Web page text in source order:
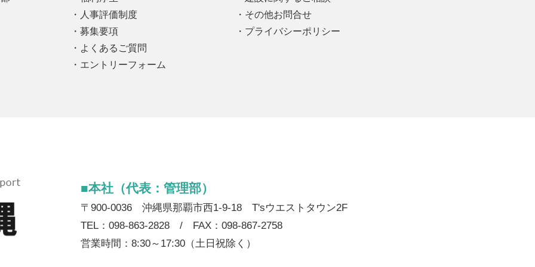
人事評価制度
募集要項
よくあるご質問
エントリーフォーム
その他お問合せ
プライバシーポリシー
■本社（代表：管理部）
〒900-0036 沖縄県那覇市西1-9-18 T'sウエストタウン2F
TEL：098-863-2828 / FAX：098-867-2758
営業時間：8:30～17:30（土日祝除く）